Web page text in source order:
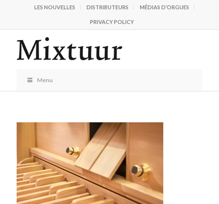
LES NOUVELLES DISTRIBUTEURS MÉDIAS D’ORGUES
PRIVACY POLICY
Menu